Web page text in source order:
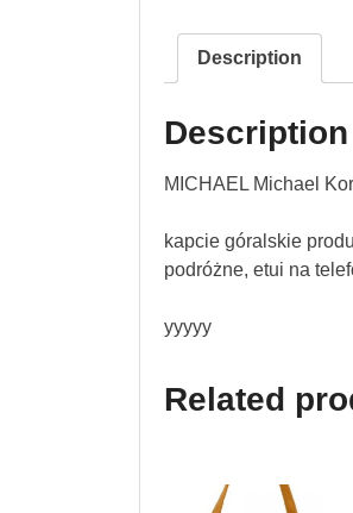
Description
Description
MICHAEL Michael
kapcie góralskie
podróżne, etui na
yyyyy
Related